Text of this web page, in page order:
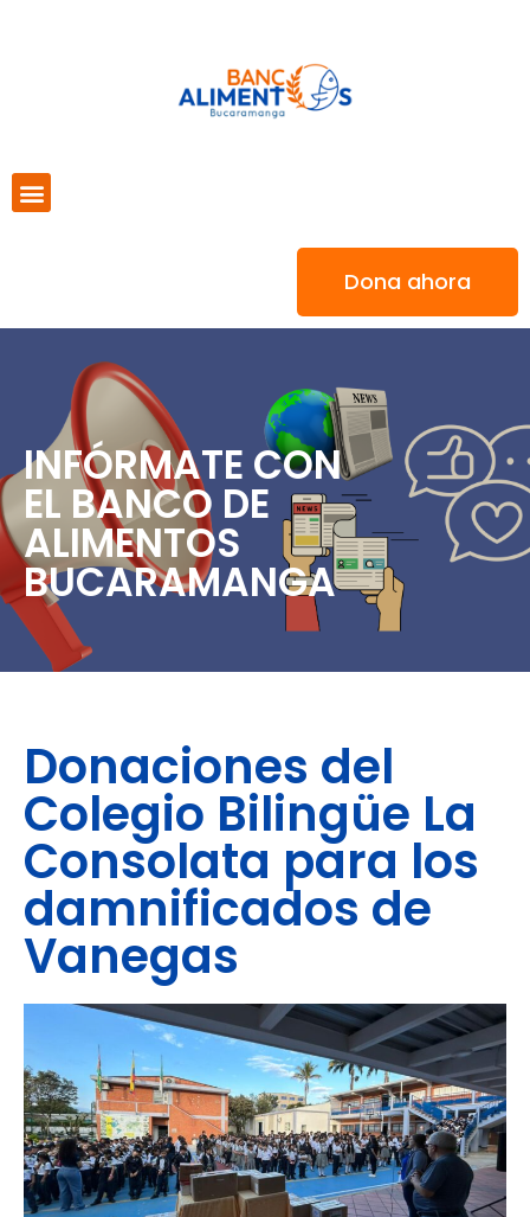
Dona ahora
INFÓRMATE CON
EL BANCO DE
ALIMENTOS
BUCARAMANGA
Donaciones del
Colegio Bilingüe La
Consolata para los
damnificados de
Vanegas